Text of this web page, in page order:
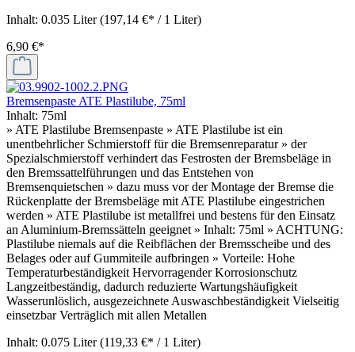
Inhalt: 0.035 Liter(197,14 €* / 1 Liter)
6,90 €*
Bremsenpaste ATE Plastilube, 75ml
Inhalt: 75ml
» ATE Plastilube Bremsenpaste » ATE Plastilube ist ein
unentbehrlicher Schmierstoff für die Bremsenreparatur » der
Spezialschmierstoff verhindert das Festrosten der Bremsbeläge in
den Bremssattelführungen und das Entstehen von
Bremsenquietschen » dazu muss vor der Montage der Bremse die
Rückenplatte der Bremsbeläge mit ATE Plastilube eingestrichen
werden » ATE Plastilube ist metallfrei und bestens für den Einsatz
an Aluminium-Bremssätteln geeignet » Inhalt: 75ml » ACHTUNG:
Plastilube niemals auf die Reibflächen der Bremsscheibe und des
Belages oder auf Gummiteile aufbringen » Vorteile: Hohe
Temperaturbeständigkeit Hervorragender Korrosionschutz
Langzeitbeständig, dadurch reduzierte Wartungshäufigkeit
Wasserunlöslich, ausgezeichnete Auswaschbeständigkeit Vielseitig
einsetzbar Verträglich mit allen Metallen
Inhalt: 0.075 Liter(119,33 €* / 1 Liter)